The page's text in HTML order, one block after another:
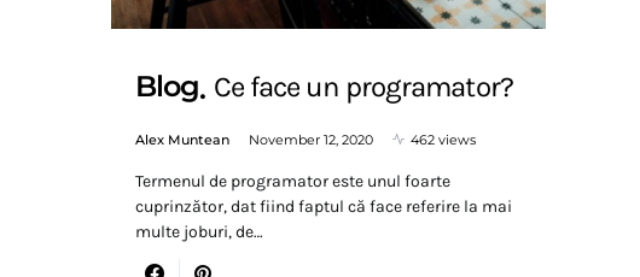
Blog Ce face un programator?
Alex Muntean November 12, 2020 462 views
Termenul de programator este unul foarte
cuprinzător, dat fiind faptul că face referire la mai
multe joburi, de…